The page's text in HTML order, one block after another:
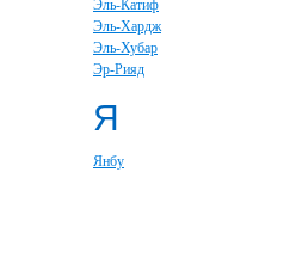
Эль-Катиф
Эль-Хардж
Эль-Хубар
Эр-Рияд
Я
Янбу